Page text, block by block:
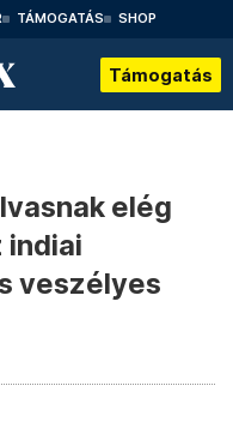
TÁMOGATÁS SHOP
Támogatás
elég
indiai
veszélyes